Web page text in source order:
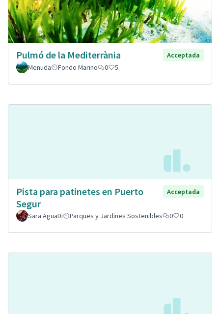
Pulmó de la Mediterrània
Acceptada
Menuda
Fondo Marino 0 5
Pista para patinetes en Puerto
Segur
Acceptada
Sara AguaDi Parques y Jardines Sostenibles 0 0